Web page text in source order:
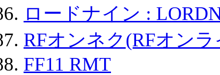
ロードナイン :
RFオンネク(RFオン
FF11 RMT